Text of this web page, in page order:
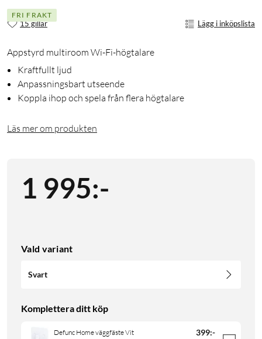
FRI FRAKT
15 gillar Lägg i inköpslista
Appstyrd multiroom Wi-Fi-högtalare
Kraftfullt ljud
Anpassningsbart utseende
Koppla ihop och spela från flera högtalare
Läs mer om produkten
1 995:-
Vald variant
Svart
Komplettera ditt köp
Defunc Home väggfäste Vit 399:-